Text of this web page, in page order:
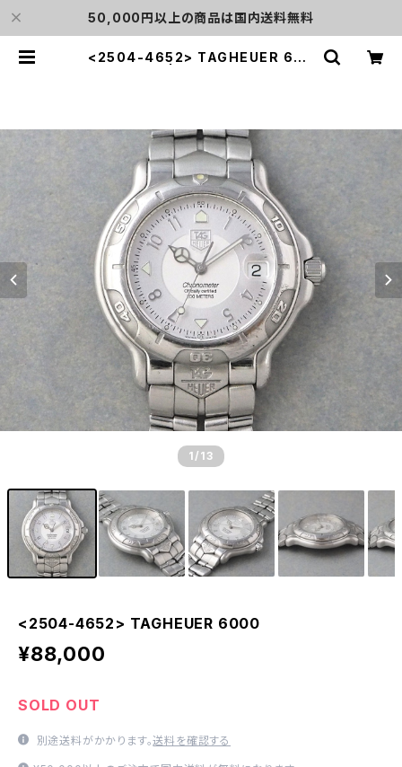
50,000円以上の商品は国内送料無料
<2504-4652> TAGHEUER 600
1 /13
<2504-4652> TAGHEUER 6000
¥88,000
SOLD OUT
別途送料がかかります。送料を確認する